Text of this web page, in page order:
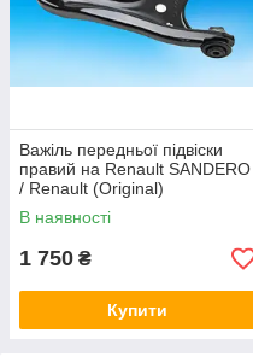
Важіль передньої підвіски
правий на Renault SANDERO
/ Renault (Original)
545004269R
В наявності
1 750 ₴
Купити